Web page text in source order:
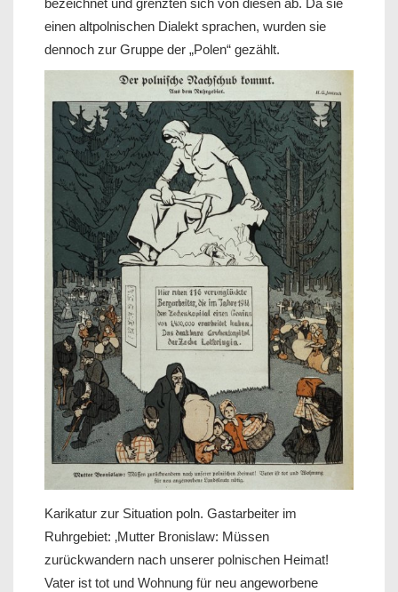
bezeichnet und grenzten sich von diesen ab. Da sie
einen altpolnischen Dialekt sprachen, wurden sie
dennoch zur Gruppe der „Polen“ gezählt.
Karikatur zur Situation poln. Gastarbeiter im
Ruhrgebiet: ‚Mutter Bronislaw: Müssen
zurückwandern nach unserer polnischen Heimat!
Vater ist tot und Wohnung für neu angeworbene